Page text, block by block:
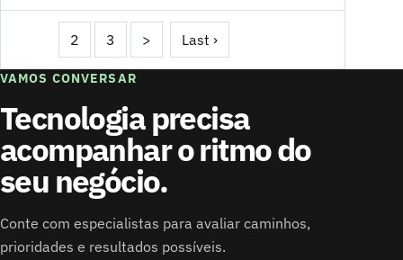
2 3 > Last ›
VAMOS CONVERSAR
Tecnologia precisa
acompanhar o ritmo do
seu negócio.
Conte com especialistas para avaliar caminhos,
prioridades e resultados possíveis.